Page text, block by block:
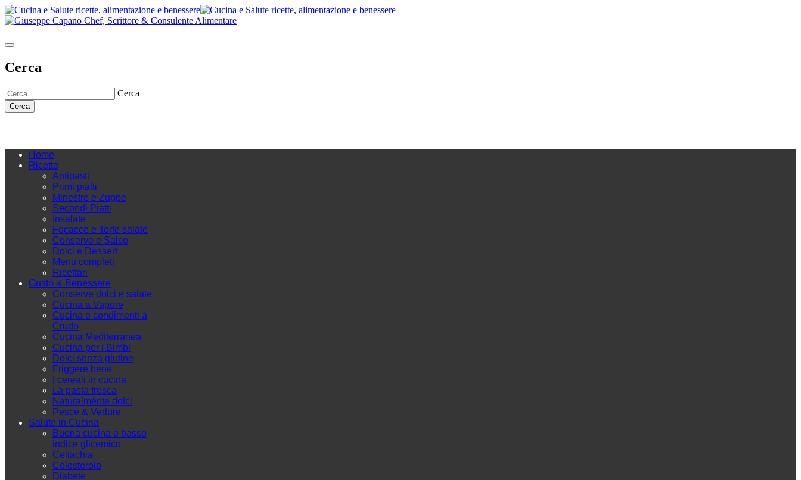
Cerca
Cerca
Cerca
Home
Ricette
Antipasti
Primi piatti
Minestre e Zuppe
Secondi Piatti
Insalate
Focacce e Torte salate
Conserve e Salse
Dolci e Dessert
Menu completi
Ricettari
Gusto & Benessere
Conserve dolci e salate
Cucina a Vapore
Cucina e condimenti a
Crudo
Cucina Mediterranea
Cucina per i Bimbi
Dolci senza glutine
Friggere bene
I cereali in cucina
La pasta fresca
Naturalmente dolci
Pesce & Vedure
Salute in Cucina
Buona cucina e basso
indice glicemico
Celiachia
Colesterolo
Diabete